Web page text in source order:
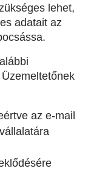
lehet,
adatait az
az e-mail